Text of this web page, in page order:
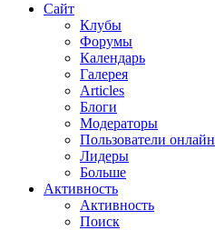
Сайт
Клубы
Форумы
Календарь
Галерея
Articles
Блоги
Модераторы
Пользователи онлайн
Лидеры
Больше
Активность
Активность
Поиск